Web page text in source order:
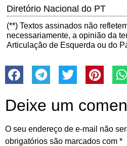
Diretório Nacional do PT
(**) Textos assinados não
necessariamente, a opinião da
Articulação de Esquerda ou do
Deixe um
O seu endereço de e-mail não
obrigatórios são marcados com *